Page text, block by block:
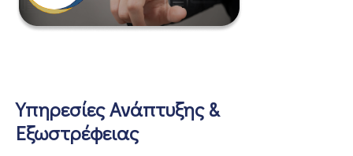
Υπηρεσίες Ανάπτυξης &
Εξωστρέφειας